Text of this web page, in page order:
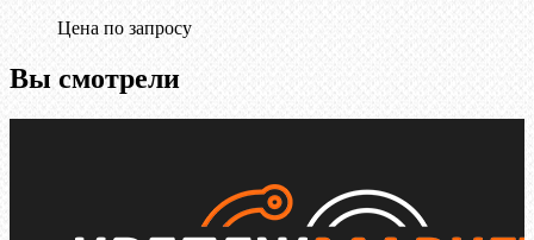
Цена по запросу
Вы смотрели